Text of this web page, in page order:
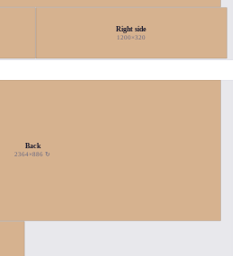
Right side
1200×320
Back
2364×886 ↻